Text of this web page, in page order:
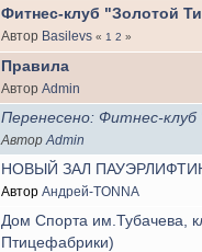
Фитнес-клуб "Золотой
Автор Basilevs « 1 2 »
Правила
Автор Admin
Перенесено: Фитнес-
Автор Admin
НОВЫЙ ЗАЛ
Автор Андрей-TONNA
Дом Спорта им.Тубачева,
Птицефабрики)